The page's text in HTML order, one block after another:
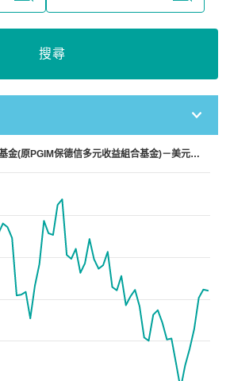
搜尋
displaying categories.
displaying values. Data ranges from
金(原PGIM保德信多元收益組合基金)－美元…